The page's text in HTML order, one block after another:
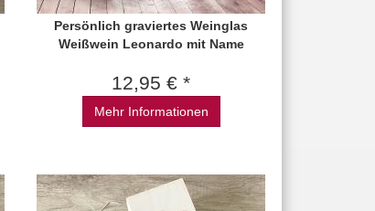
Persönlich graviertes Weinglas
Weißwein Leonardo mit Name
12,95 € *
Mehr Informationen